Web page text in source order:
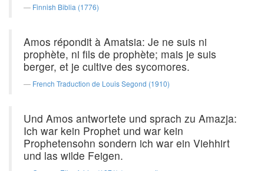
Finnish Biblia (1776)
Amos répondit à Amatsia: Je ne suis ni
prophète, ni fils de prophète; mais je suis
berger, et je cultive des sycomores.
French Traduction de Louis Segond (1910)
Und Amos antwortete und sprach zu Amazja:
Ich war kein Prophet und war kein
Prophetensohn sondern ich war ein Viehhirt
und las wilde Feigen.